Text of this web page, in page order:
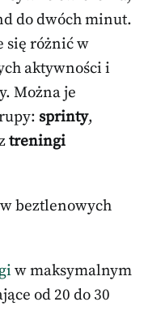
do dwóch minut.
się różnić w
aktywności i
Można je
sprinty,
treningi
beztlenowych
w maksymalnym
od 20 do 30